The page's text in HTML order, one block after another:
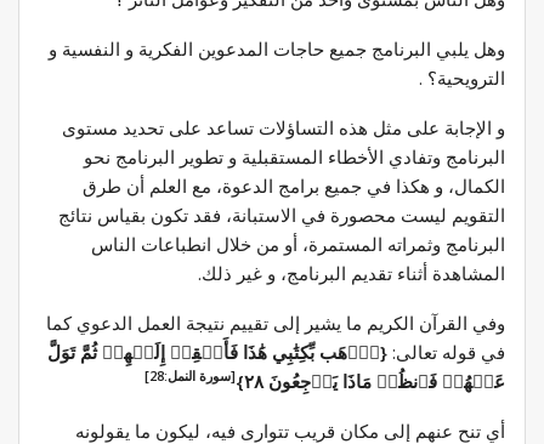
وهل يلبي البرنامج جميع حاجات المدعوين الفكرية و النفسية و
الترويحية؟ .
و الإجابة على مثل هذه التساؤلات تساعد على تحديد مستوى
البرنامج وتفادي الأخطاء المستقبلية و تطوير البرنامج نحو
الكمال، و هكذا في جميع برامج الدعوة، مع العلم أن طرق
التقويم ليست محصورة في الاستبانة، فقد تكون بقياس نتائج
البرنامج وثمراته المستمرة، أو من خلال انطباعات الناس
المشاهدة أثناء تقديم البرنامج، و غير ذلك.
وفي القرآن الكريم ما يشير إلى تقييم نتيجة العمل الدعوي كما
في قوله تعالى: {ٱذۡهَب بِّكِتَٰبِي هَٰذَا فَأَلۡقِهۡ إِلَيۡهِمۡ ثُمَّ تَوَلَّ
عَنۡهُمۡ فَٱنظُرۡ مَاذَا يَرۡجِعُونَ ٢٨}
[سورة النمل:28]
أي تنح عنهم إلى مكان قريب تتوارى فيه، ليكون ما يقولونه